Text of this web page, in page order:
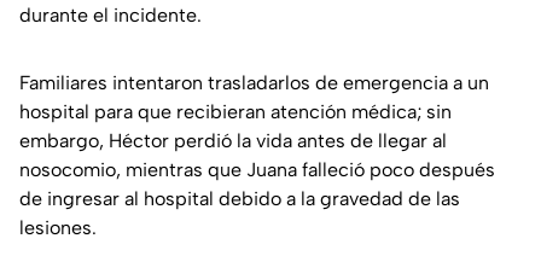
durante el incidente.
Familiares intentaron trasladarlos de emergencia a un
hospital para que recibieran atención médica; sin
embargo, Héctor perdió la vida antes de llegar al
nosocomio, mientras que Juana falleció poco después
de ingresar al hospital debido a la gravedad de las
lesiones.